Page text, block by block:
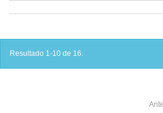
Resultado 1-10 de 16.